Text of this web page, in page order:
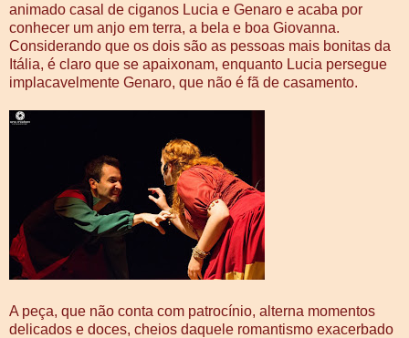
animado casal de ciganos Lucia e Genaro e acaba por
conhecer um anjo em terra, a bela e boa Giovanna.
Considerando que os dois são as pessoas mais bonitas da
Itália, é claro que se apaixonam, enquanto Lucia persegue
implacavelmente Genaro, que não é fã de casamento.
A peça, que não conta com patrocínio, alterna momentos
delicados e doces, cheios daquele romantismo exacerbado